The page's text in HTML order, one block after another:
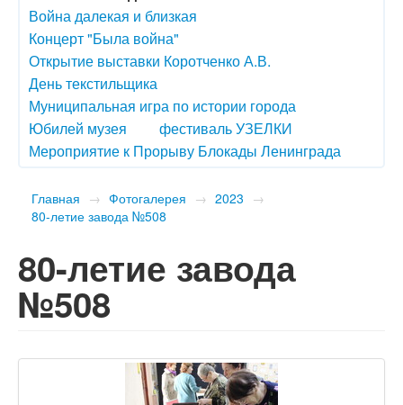
Война далекая и близкая
Концерт "Была война"
Открытие выставки Коротченко А.В.
День текстильщика
Муниципальная игра по истории города
Юбилей музея
фестиваль УЗЕЛКИ
Мероприятие к Прорыву Блокады Ленинграда
Главная → Фотогалерея → 2023 →
80-летие завода №508
80-летие завода
№508